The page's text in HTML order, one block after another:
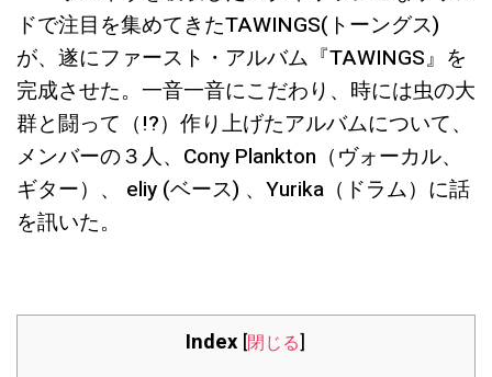
ドで注目を集めてきたTAWINGS(トーングス)
が、遂にファースト・アルバム『TAWINGS』を
完成させた。一音一音にこだわり、時には虫の大
群と闘って（!?）作り上げたアルバムについて、
メンバーの３人、Cony Plankton（ヴォーカル、
ギター）、 eliy (ベース) 、Yurika（ドラム）に話
を訊いた。
Index [閉じる]